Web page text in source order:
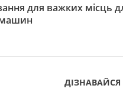
для важких місць